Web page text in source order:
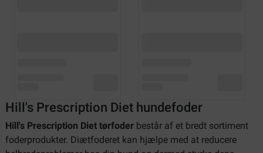
Hill's Prescription Diet hundefoder
Hill's Prescription Diet tørfoder består af et bredt sortiment
foderprodukter. Diætfoderet kan hjælpe med at reducere